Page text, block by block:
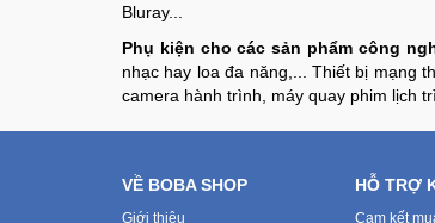
Bluray...
Phụ kiện cho các sản phẩm công
nhạc hay loa đa năng,... Thiết bị mạng
camera hành trình, máy quay phim lịch
VỀ BOBA SHOP
Giới thiệu
HỖ TRỢ
Cam kết